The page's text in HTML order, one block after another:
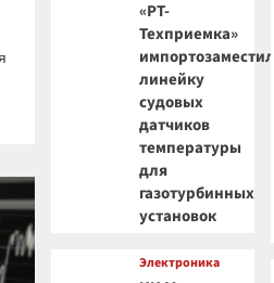
«РТ-
Техприемка»
импортозаместила
линейку
судовых
датчиков
температуры
для
газотурбинных
установок
Электроника